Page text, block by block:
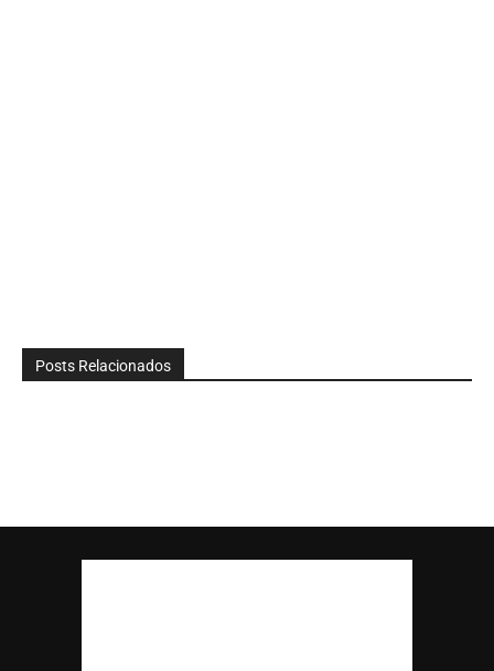
Posts Relacionados